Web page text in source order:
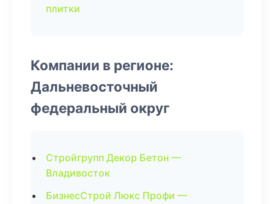
плитки
Компании в регионе:
Дальневосточный
федеральный округ
Стройгрупп Декор Бетон —
Владивосток
БизнесСтрой Люкс Профи —